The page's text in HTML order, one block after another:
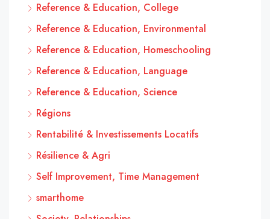
Reference & Education, College
Reference & Education, Environmental
Reference & Education, Homeschooling
Reference & Education, Language
Reference & Education, Science
Régions
Rentabilité & Investissements Locatifs
Résilience & Agri
Self Improvement, Time Management
smarthome